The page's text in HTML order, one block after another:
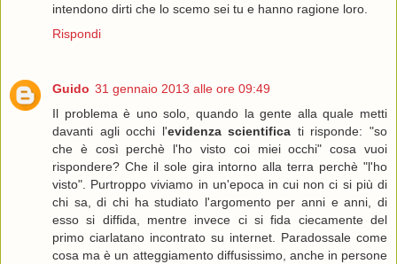
intendono dirti che lo scemo sei tu e hanno ragione loro.
Rispondi
Guido 31 gennaio 2013 alle ore 09:49
Il problema è uno solo, quando la gente alla quale metti
davanti agli occhi l'evidenza scientifica ti risponde: "so
che è così perchè l'ho visto coi miei occhi" cosa vuoi
rispondere? Che il sole gira intorno alla terra perchè "l'ho
visto". Purtroppo viviamo in un'epoca in cui non ci si più di
chi sa, di chi ha studiato l'argomento per anni e anni, di
esso si diffida, mentre invece ci si fida ciecamente del
primo ciarlatano incontrato su internet. Paradossale come
cosa ma è un atteggiamento diffusissimo, anche in persone